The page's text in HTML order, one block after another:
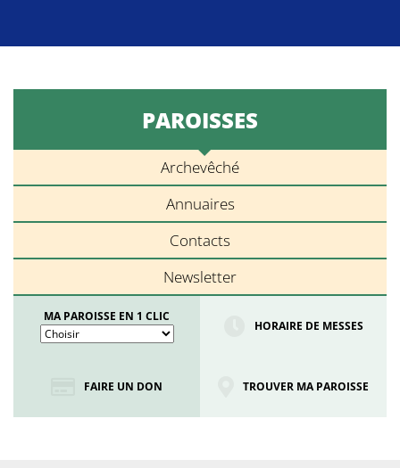
PAROISSES
Archevêché
Annuaires
Contacts
Newsletter
MA PAROISSE EN 1 CLIC
HORAIRE DE MESSES
FAIRE UN DON TROUVER MA PAROISSE